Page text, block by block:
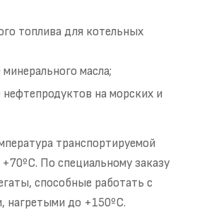
топлива для котельных
масла;
нефтепродуктов на морских и
транспортируемой
По специальному заказу
способные работать с
нагретыми до +150ºС.